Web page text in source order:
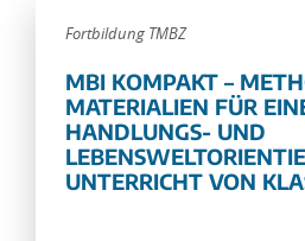
Fortbildung TMBZ
MBI KOMPAKT –
MATERIALIEN FÜR
HANDLUNGS- UND
UNTERRICHT VON